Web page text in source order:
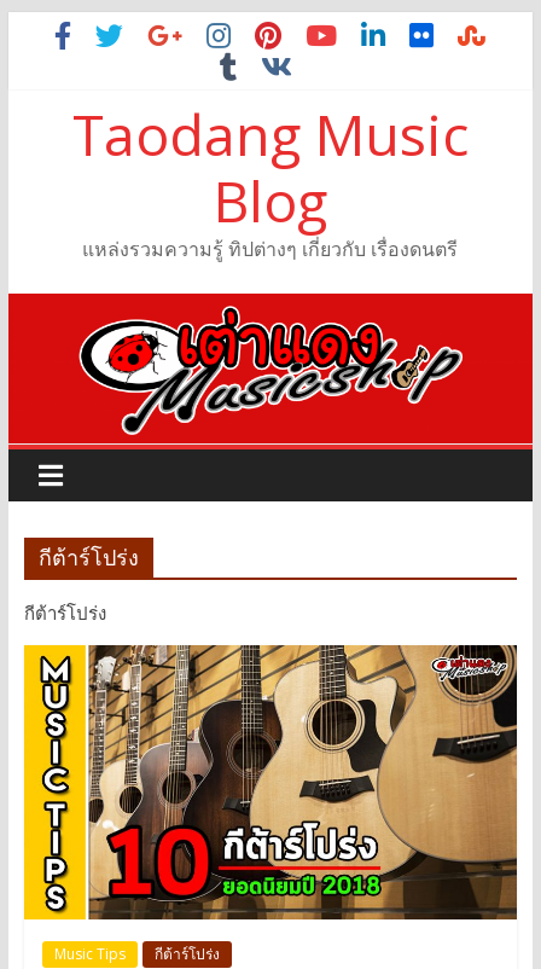
Taodang Music
Blog
แหล่งรวมความรู้ ทิปต่างๆ เกี่ยวกับ เรื่องดนตรี
กีต้าร์โปร่ง
กีต้าร์โปร่ง
Music Tips กีต้าร์โปร่ง